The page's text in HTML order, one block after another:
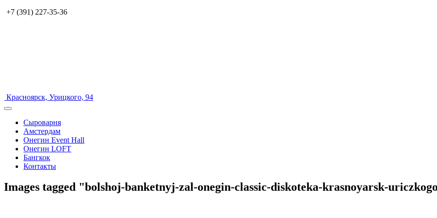
+7 (391) 227-35-36
Красноярск, Урицкого, 94
Сыроварня
Амстердам
Онегин Event Hall
Онегин LOFT
Бангкок
Контакты
Images tagged "bolshoj-banketnyj-zal-onegin-classic-diskoteka-krasnoyarsk-